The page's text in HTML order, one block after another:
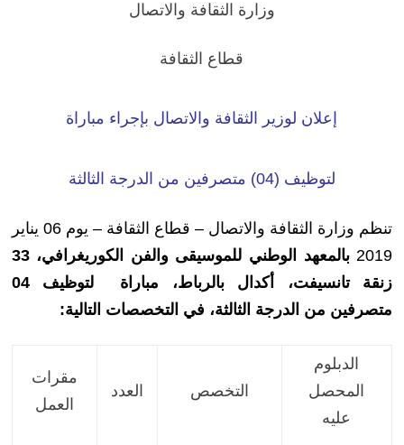
وزارة الثقافة والاتصال
قطاع الثقافة
إعلان لوزير الثقافة والاتصال بإجراء مباراة
لتوظيف (04) متصرفين من الدرجة الثالثة
تنظم وزارة الثقافة والاتصال – قطاع الثقافة – يوم 06 يناير
2019
بالمعهد الوطني للموسيقى والفن الكوريغرافي، 33
زنقة تانسيفت، أكدال بالرباط، مباراة لتوظيف04
متصرفين من الدرجة الثالثة، في التخصصات التالية:
مقرات
العمل
العدد التخصص
الدبلوم
المحصل
عليه